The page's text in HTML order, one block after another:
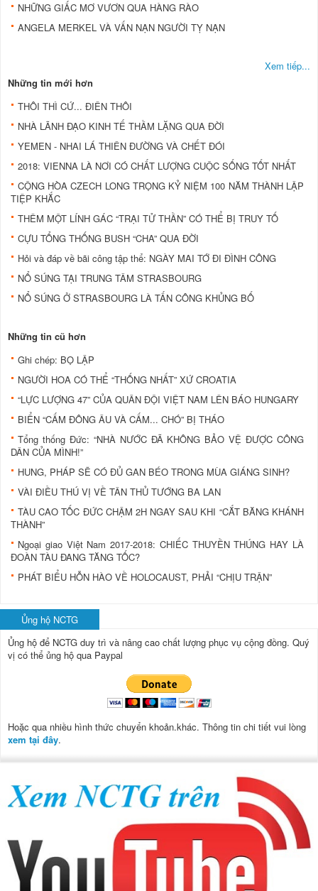
NHỮNG GIẤC MƠ VƯƠN QUA HÀNG RÀO
ANGELA MERKEL VÀ VẤN NẠN NGƯỜI TỴ NẠN
Xem tiếp...
Những tin mới hơn
THÔI THÌ CỨ... ĐIÊN THÔI
NHÀ LÃNH ĐẠO KINH TẾ THẦM LẶNG QUA ĐỜI
YEMEN - NHAI LÁ THIÊN ĐƯỜNG VÀ CHẾT ĐÓI
2018: VIENNA LÀ NƠI CÓ CHẤT LƯỢNG CUỘC SỐNG TỐT NHẤT
CỘNG HÒA CZECH LONG TRỌNG KỶ NIỆM 100 NĂM THÀNH LẬP
TIỆP KHẮC
THÊM MỘT LÍNH GÁC “TRẠI TỬ THẦN” CÓ THỂ BỊ TRUY TỐ
CỰU TỔNG THỐNG BUSH “CHA” QUA ĐỜI
Hỏi và đáp về bãi công tập thể: NGÀY MAI TỚ ĐI ĐÌNH CÔNG
NỔ SÚNG TẠI TRUNG TÂM STRASBOURG
NỔ SÚNG Ở STRASBOURG LÀ TẤN CÔNG KHỦNG BỐ
Những tin cũ hơn
Ghi chép: BỌ LẬP
NGƯỜI HOA CÓ THỂ “THỐNG NHẤT” XỨ CROATIA
“LỰC LƯỢNG 47” CỦA QUÂN ĐỘI VIỆT NAM LÊN BÁO HUNGARY
BIỂN “CẤM ĐÔNG ÂU VÀ CẤM... CHÓ” BỊ THÁO
Tổng thống Đức: “NHÀ NƯỚC ĐÃ KHÔNG BẢO VỆ ĐƯỢC CÔNG
DÂN CỦA MÌNH!”
HUNG, PHÁP SẼ CÓ ĐỦ GAN BÉO TRONG MÙA GIÁNG SINH?
VÀI ĐIỀU THÚ VỊ VỀ TÂN THỦ TƯỚNG BA LAN
TÀU CAO TỐC ĐỨC CHẬM 2H NGAY SAU KHI “CẮT BĂNG KHÁNH
THÀNH”
Ngoại giao Việt Nam 2017-2018: CHIẾC THUYỀN THÚNG HAY LÀ
ĐOÀN TÀU ĐANG TĂNG TỐC?
PHÁT BIỂU HỖN HÀO VỀ HOLOCAUST, PHẢI “CHỊU TRẬN”
Ủng hộ NCTG
Ủng hộ để NCTG duy trì và nâng cao chất lượng phục vụ cộng đồng. Quý
vị có thể ủng hộ qua Paypal
Hoặc qua nhiều hình thức chuyển khoản.khác. Thông tin chi tiết vui lòng
xem tại đây.